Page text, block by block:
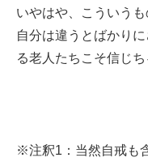
いやはや、こういう
自分は違うとばかり
る老人たちこそ信じ
※注釈1：当然自戒も